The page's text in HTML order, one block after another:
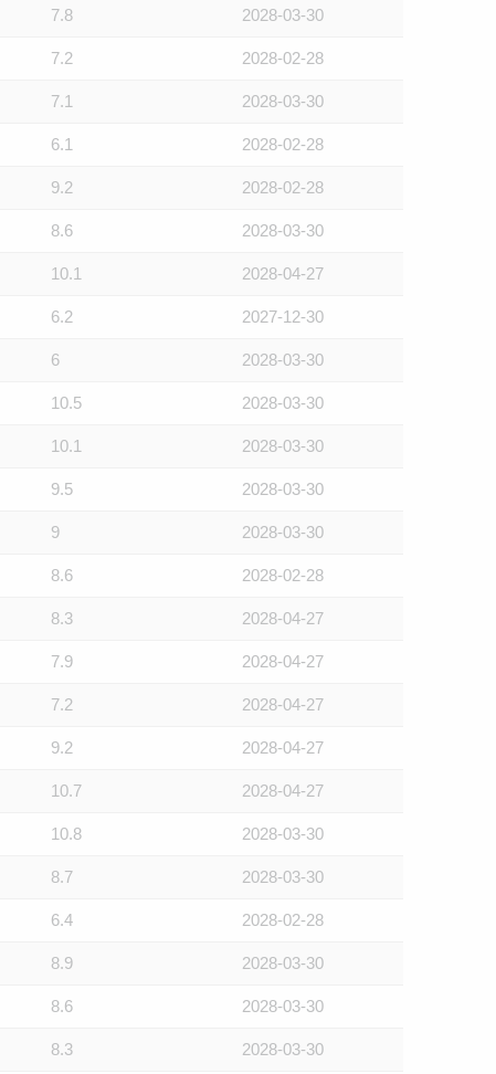
7.8 2028-03-30
7.2 2028-02-28
7.1 2028-03-30
6.1 2028-02-28
9.2 2028-02-28
8.6 2028-03-30
10.1 2028-04-27
6.2 2027-12-30
6 2028-03-30
10.5 2028-03-30
10.1 2028-03-30
9.5 2028-03-30
9 2028-03-30
8.6 2028-02-28
8.3 2028-04-27
7.9 2028-04-27
7.2 2028-04-27
9.2 2028-04-27
10.7 2028-04-27
10.8 2028-03-30
8.7 2028-03-30
6.4 2028-02-28
8.9 2028-03-30
8.6 2028-03-30
8.3 2028-03-30